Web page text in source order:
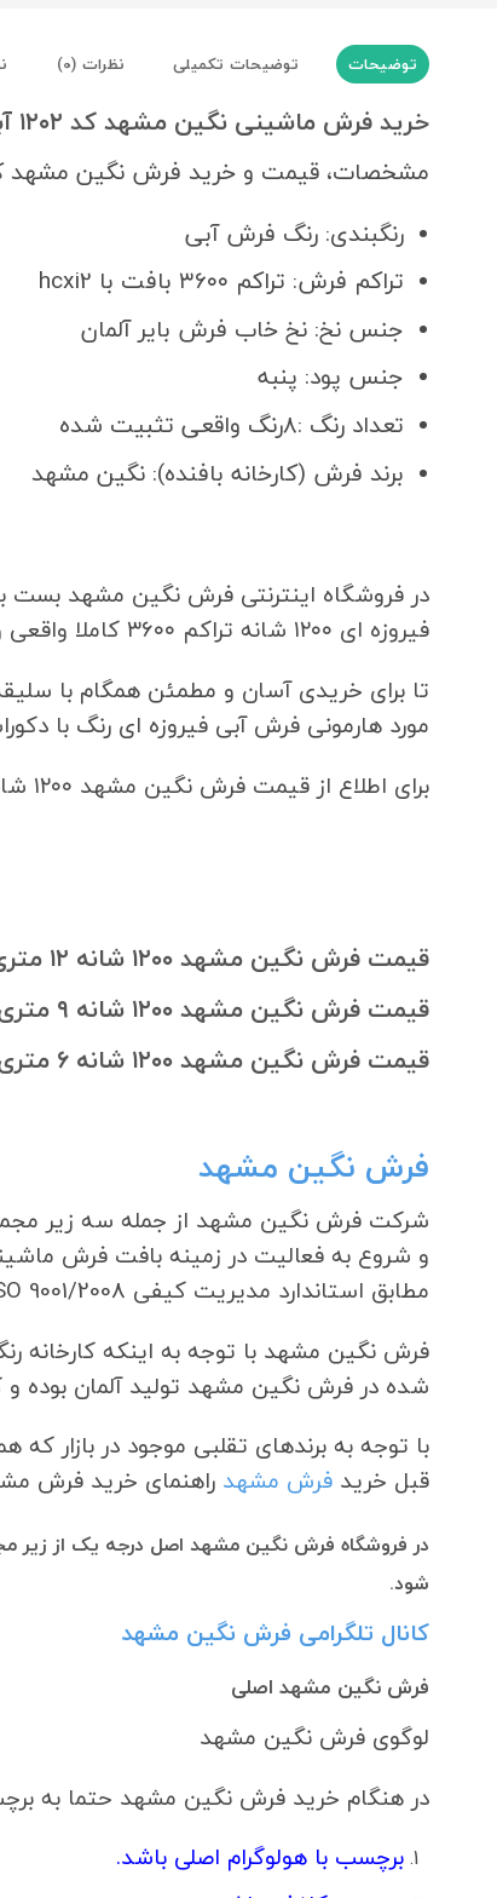
توضیحات توضیحات تکمیلی نظرات (0)
خرید فرش ماشینی نگین مشهد کد ۱۲۰۲ آبی فیروزه ای ۱۲۰۰ شانه تراکم ۳۶۰۰
مشخصات، قیمت و خرید فرش نگین مشهد کد ۱۲۰۲ آبی فیروزه ای ۱۲۰۰
رنگبندی: رنگ فرش آبی
تراکم فرش: تراکم ۳۶۰۰ بافت با hcxi2
جنس نخ: نخ خاب فرش بایر آلمان
جنس پود: پنبه
تعداد رنگ :۸رنگ واقعی تثبیت شده
برند فرش (کارخانه بافنده): نگین مشهد
در فروشگاه اینترنتی فرش نگین مشهد بست
فیروزه ای ۱۲۰۰ شانه تراکم ۳۶۰۰ کاملا واقعی و بدون روتوش و تغییرات در رنگ های فرش، با کیفیت فوق العاده بالا آماده شده است.
مورد هارمونی فرش آبی فیروزه ای رنگ با
برای اطلاع از قیمت فرش نگین مشهد ۱۲۰۰ شانه تراکم ۳۶۰۰ میتوانید قیمتهای به روز را در سایت مشاهده کنید.
قیمت فرش نگین مشهد ۱۲۰۰ شانه ۱۲ متری تراکم ۳۶۰۰
قیمت فرش نگین مشهد ۱۲۰۰ شانه ۹ متری تراکم ۳۶۰۰
قیمت فرش نگین مشهد ۱۲۰۰ شانه ۶ متری تراکم ۳۶۰۰
فرش نگین مشهد
شرکت فرش نگین مشهد از جمله سه زیر
و شروع به فعالیت در زمینه بافت فرش
مطابق استاندارد مدیریت کیفی ISO 9001/2008 بهینه سازی کرده است.
فرش نگین مشهد با توجه به اینکه کارخانه
شده در فرش نگین مشهد تولید آلمان
با توجه به برندهای تقلبی موجود در بازار
قبل خرید فرش مشهد راهنمای خرید فرش
درفروشگاه فرش نگین مشهد اصل درجه یک از زیر
شود.
کانال تلگرامی فرش نگین مشهد
فرش نگین مشهد اصلی
لوگوی فرش نگین مشهد
در هنگام خرید فرش نگین مشهد حتما به
برچسب با هولوگرام اصلی باشد.